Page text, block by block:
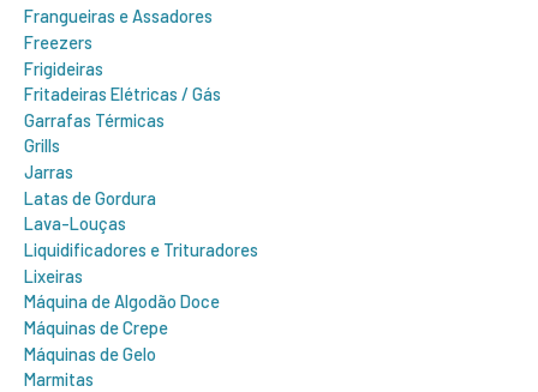
Frangueiras e Assadores
Freezers
Frigideiras
Fritadeiras Elétricas / Gás
Garrafas Térmicas
Grills
Jarras
Latas de Gordura
Lava-Louças
Liquidificadores e Trituradores
Lixeiras
Máquina de Algodão Doce
Máquinas de Crepe
Máquinas de Gelo
Marmitas